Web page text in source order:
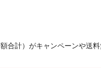
合計）がキャンペーンや送